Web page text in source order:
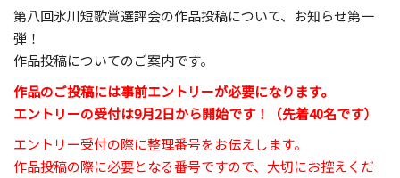
第八回氷川短歌賞選評会の作品投稿について、お知らせ第一
弾！
作品投稿についてのご案内です。
作品のご投稿には事前エントリーが必要になります。
エントリーの受付は9月2日から開始です！（先着40名です）
エントリー受付の際に整理番号をお伝えします。
作品投稿の際に必要となる番号ですので、大切にお控えくだ